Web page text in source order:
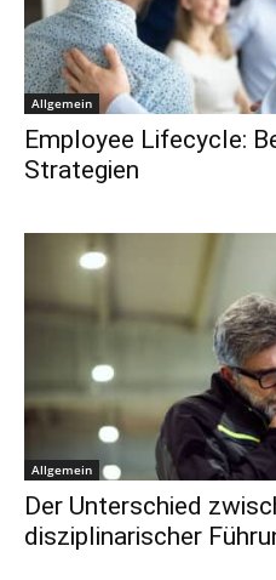
Allgemein
Employee Lifecycle:
Strategien
Allgemein
Der Unterschied
disziplinarischer